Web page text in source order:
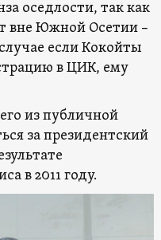
оседлости, так как
вне Южной Осетии –
если Кокойты
в ЦИК, ему
из публичной
за президентский
в 2011 году.